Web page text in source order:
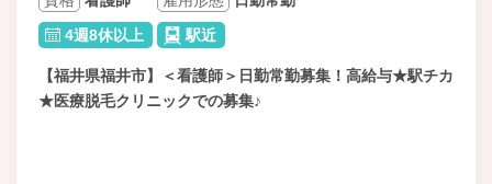
4週8休以上
駅近
【福井県福井市】＜看護師＞日勤常勤募集！高給与★駅チカ
★医療脱毛クリニックでの募集♪